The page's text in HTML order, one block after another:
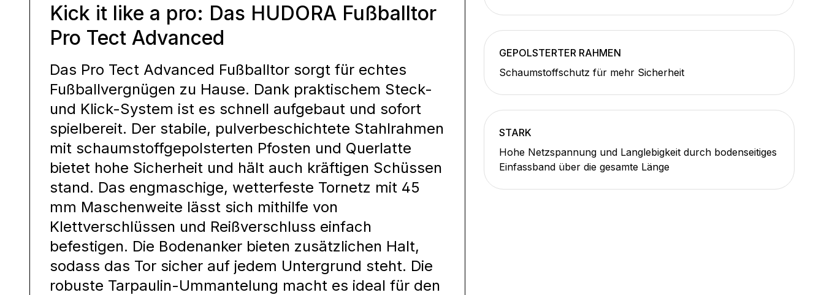
GEPOLSTERTER RAHMEN
Schaumstoffschutz für mehr Sicherheit
STARK
Hohe Netzspannung und Langlebigkeit durch bodenseitiges
Einfassband über die gesamte Länge
Kick it like a pro: Das HUDORA Fußballtor
Pro Tect Advanced
Das Pro Tect Advanced Fußballtor sorgt für echtes
Fußballvergnügen zu Hause. Dank praktischem Steck-
und Klick-System ist es schnell aufgebaut und sofort
spielbereit. Der stabile, pulverbeschichtete Stahlrahmen
mit schaumstoffgepolsterten Pfosten und Querlatte
bietet hohe Sicherheit und hält auch kräftigen Schüssen
stand. Das engmaschige, wetterfeste Tornetz mit 45
mm Maschenweite lässt sich mithilfe von
Klettverschlüssen und Reißverschluss einfach
befestigen. Die Bodenanker bieten zusätzlichen Halt,
sodass das Tor sicher auf jedem Untergrund steht. Die
robuste Tarpaulin-Ummantelung macht es ideal für den